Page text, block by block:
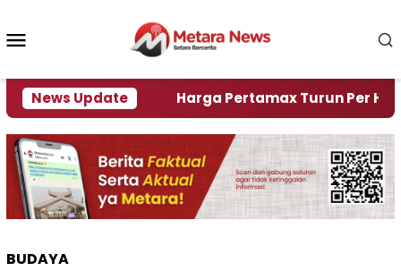
konten
News Update
Krisi Air Harga Pertamax Turun Per Hari Ini,
BUDAYA